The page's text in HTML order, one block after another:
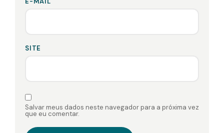
SITE
Salvar meus dados neste navegador para a próxima vez
que eu comentar.